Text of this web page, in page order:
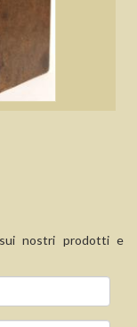
nostri prodotti e